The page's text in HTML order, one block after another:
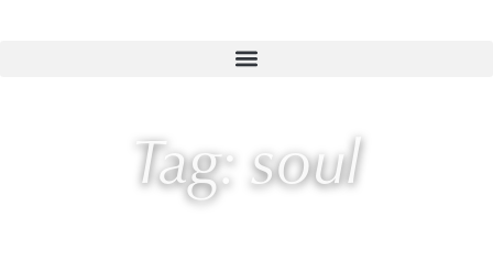
Tag: soul